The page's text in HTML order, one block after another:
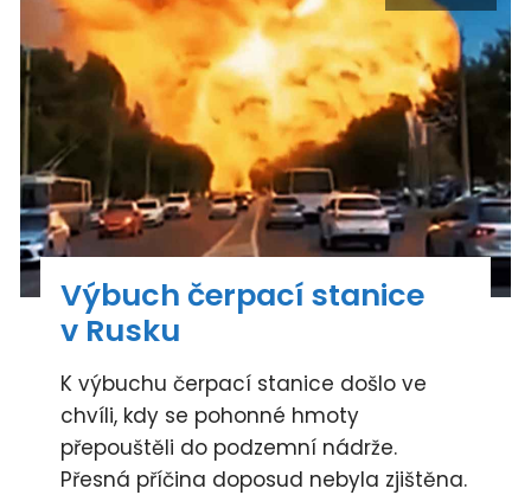
Výbuch čerpací stanice
v Rusku
K výbuchu čerpací stanice došlo ve
chvíli, kdy se pohonné hmoty
přepouštěli do podzemní nádrže.
Přesná příčina doposud nebyla zjištěna.